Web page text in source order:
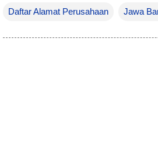
Daftar Alamat Perusahaan Jawa